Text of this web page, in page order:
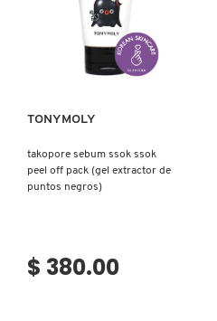
SKIN 1004
SMASHBOX
SOL DE JANEIRO
SUPERGOOP!
Ver más
TONYMOLY
takopore sebum ssok ssok
peel off pack (gel extractor de
puntos negros)
$ 380.00